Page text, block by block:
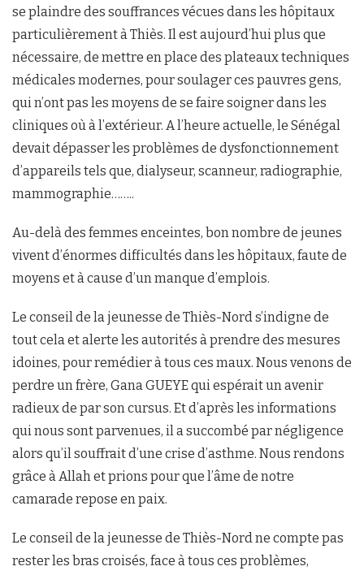
se plaindre des souffrances vécues dans les hôpitaux
particulièrement à Thiès. Il est aujourd’hui plus que
nécessaire, de mettre en place des plateaux techniques
médicales modernes, pour soulager ces pauvres gens,
qui n’ont pas les moyens de se faire soigner dans les
cliniques où à l’extérieur. A l’heure actuelle, le Sénégal
devait dépasser les problèmes de dysfonctionnement
d’appareils tels que, dialyseur, scanneur, radiographie,
mammographie……..
Au-delà des femmes enceintes, bon nombre de jeunes
vivent d’énormes difficultés dans les hôpitaux, faute de
moyens et à cause d’un manque d’emplois.
Le conseil de la jeunesse de Thiès-Nord s’indigne de
tout cela et alerte les autorités à prendre des mesures
idoines, pour remédier à tous ces maux. Nous venons de
perdre un frère, Gana GUEYE qui espérait un avenir
radieux de par son cursus. Et d’après les informations
qui nous sont parvenues, il a succombé par négligence
alors qu’il souffrait d’une crise d’asthme. Nous rendons
grâce à Allah et prions pour que l’âme de notre
camarade repose en paix.
Le conseil de la jeunesse de Thiès-Nord ne compte pas
rester les bras croisés, face à tous ces problèmes,